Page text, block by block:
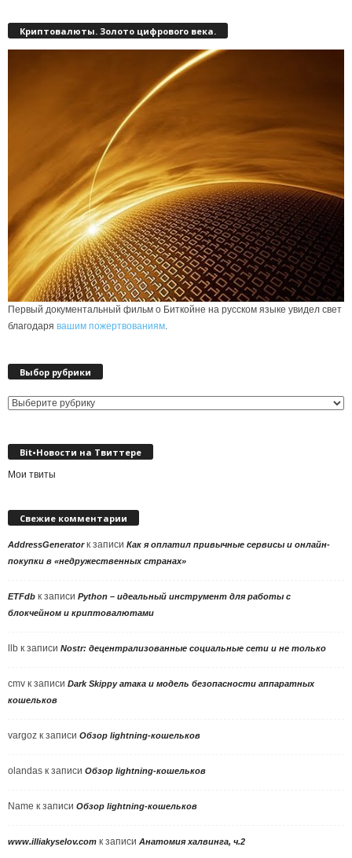
Криптовалюты. Золото цифрового века.
Первый документальный фильм о Биткойне на русском языке увидел свет
благодаря вашим пожертвованиям.
Выбор рубрики
Выбор
Bit•Новости на Твиттере
Мои твиты
Свежие комментарии
AddressGeneratorк записи Как я оплатил привычные сервисы и онлайн-
покупки в «недружественных странах»
ETFdb к записи Python – идеальный инструмент для работы с
блокчейном и криптовалютами
llb к записи Nostr: децентрализованные социальные сети и не только
cmv к записи Dark Skippy атака и модель безопасности аппаратных
кошельков
vargoz к записи Обзор lightning-кошельков
olandas к записи Обзор lightning-кошельков
Name к записи Обзор lightning-кошельков
www.illiakyselov.com к записи Анатомия халвинга, ч.2